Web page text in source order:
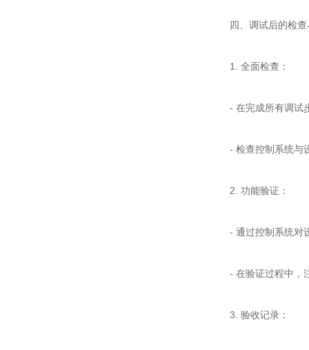
四、调试后的检查
1. 全面检查：
- 在完成所有调试步
- 检查控制系统与设
2. 功能验证：
- 通过控制系统对设
- 在验证过程中，注
3. 验收记录：